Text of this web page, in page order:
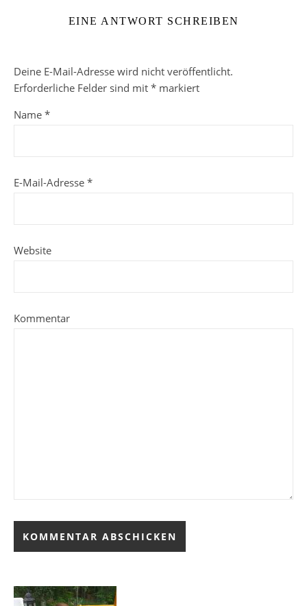
EINE ANTWORT SCHREIBEN
Deine E-Mail-Adresse wird nicht veröffentlicht.
Erforderliche Felder sind mit * markiert
Name *
E-Mail-Adresse *
Website
Kommentar